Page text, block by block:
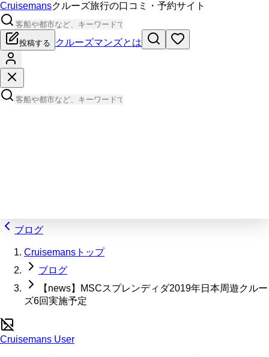
Cruisemansクルーズ旅行の口コミ・予約サイト
投稿する クルーズマンズとは
ブログ
Cruisemansトップ
ブログ
【news】MSCスプレンディダ2019年日本周遊クルー
ズ6回実施予定
Cruisemans User